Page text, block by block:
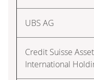
UBS AG
Credit Suisse
International